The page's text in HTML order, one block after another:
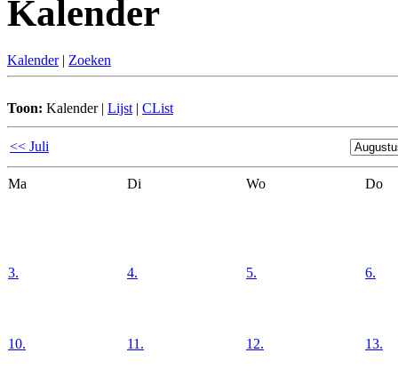
Kalender
Kalender | Zoeken
Toon: Kalender| Lijst | CList
<< Juli
Ma Di Wo Do
3. 4. 5. 6.
10. 11. 12. 13.